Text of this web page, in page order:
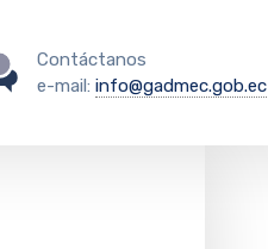
Contáctanos
e-mail: info@gadmec.gob.ec